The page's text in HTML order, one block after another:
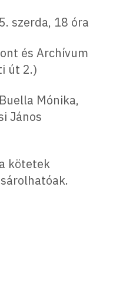
szerda, 18 óra
és Archívum
út 2.)
Mónika,
János
kötetek